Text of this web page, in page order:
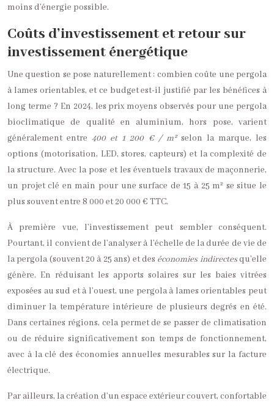
moins d’énergie possible.
Coûts d’investissement et retour sur
investissement énergétique
Une question se pose naturellement : combien coûte une pergola
à lames orientables, et ce budget est-il justifié par les bénéfices à
long terme ? En 2024, les prix moyens observés pour une pergola
bioclimatique de qualité en aluminium, hors pose, varient
généralement entre400 et 1 200 € / m²selon la marque, les
options (motorisation, LED, stores, capteurs) et la complexité de
la structure. Avec la pose et les éventuels travaux de maçonnerie,
un projet clé en main pour une surface de 15 à 25 m² se situe le
plus souvent entre 8 000 et 20 000 € TTC.
À première vue, l’investissement peut sembler conséquent.
Pourtant, il convient de l’analyser à l’échelle de la durée de vie de
la pergola (souvent 20 à 25 ans) et des économies indirectesqu’elle
génère. En réduisant les apports solaires sur les baies vitrées
exposées au sud et à l’ouest, une pergola à lames orientables peut
diminuer la température intérieure de plusieurs degrés en été.
Dans certaines régions, cela permet de se passer de climatisation
ou de réduire significativement son temps de fonctionnement,
avec à la clé des économies annuelles mesurables sur la facture
électrique.
Par ailleurs, la création d’un espace extérieur couvert, confortable